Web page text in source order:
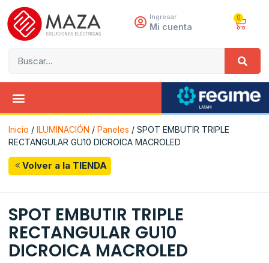
Ingresar
Mi cuenta
0
Inicio / ILUMINACIÓN / Paneles / SPOT EMBUTIR TRIPLE
RECTANGULAR GU10 DICROICA MACROLED
Volver a la TIENDA
SPOT EMBUTIR TRIPLE
RECTANGULAR GU10
DICROICA MACROLED